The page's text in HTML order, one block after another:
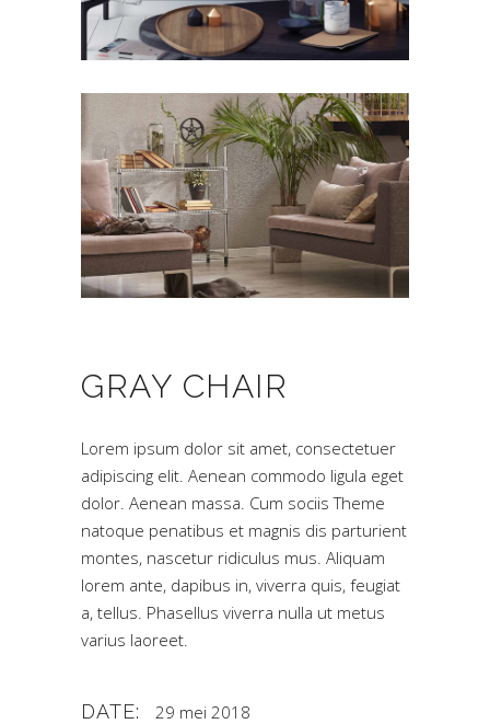
GRAY CHAIR
Lorem ipsum dolor sit amet, consectetuer
adipiscing elit. Aenean commodo ligula eget
dolor. Aenean massa. Cum sociis Theme
natoque penatibus et magnis dis parturient
montes, nascetur ridiculus mus. Aliquam
lorem ante, dapibus in, viverra quis, feugiat
a, tellus. Phasellus viverra nulla ut metus
varius laoreet.
DATE: 29 mei 2018